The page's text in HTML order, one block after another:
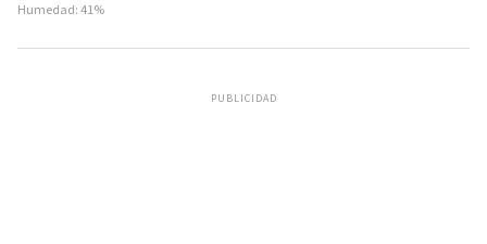
Humedad: 41%
PUBLICIDAD